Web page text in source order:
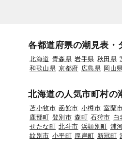
各都道府県の潮見表・
北海道 青森県 岩手県 秋田県
和歌山県 京都府 広島県 岡山
北海道の人気市町村の
苫小牧市 函館市 小樽市 室蘭
鹿部町 登別市 森町 石狩市 白
せたな町 北斗市 浜頓別町 浦
紋別市 小平町 厚岸町 新冠町